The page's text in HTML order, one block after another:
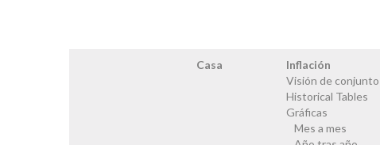
Casa
Inflación
Visión de conjunto
Historical Tables
Gráficas
Mes a mes